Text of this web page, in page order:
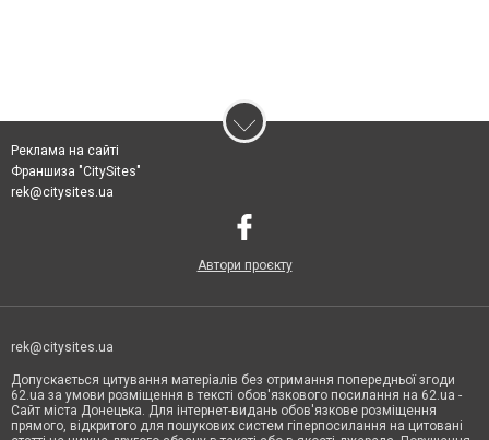
Реклама на сайті
Франшиза "CitySites"
rek@citysites.ua
Автори проєкту
rek@citysites.ua
Допускається цитування матеріалів без отримання попередньої згоди
62.ua за умови розміщення в тексті обов'язкового посилання на 62.ua -
Сайт міста Донецька. Для інтернет-видань обов'язкове розміщення
прямого, відкритого для пошукових систем гіперпосилання на цитовані